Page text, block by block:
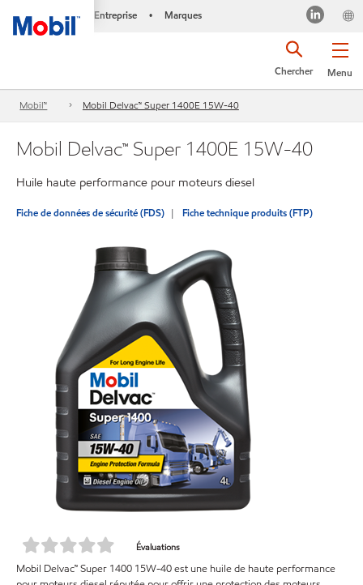
Entreprise • Marques
Menu
Chercher
Mobil™ Mobil Delvac™ Super 1400E 15W-40
Mobil Delvac™ Super 1400E 15W-40
Huile haute performance pour moteurs diesel
Fiche de données de sécurité (FDS) Fiche technique produits (FTP)
Évaluations
Mobil Delvac™ Super 1400 15W-40 est une huile de haute performance